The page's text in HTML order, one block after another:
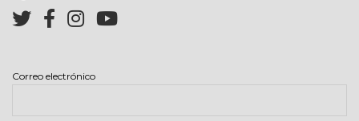
Correo electrónico